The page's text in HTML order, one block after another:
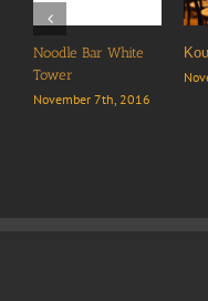
Bar White
7th, 2016
Κουζίνα by
November 7th,